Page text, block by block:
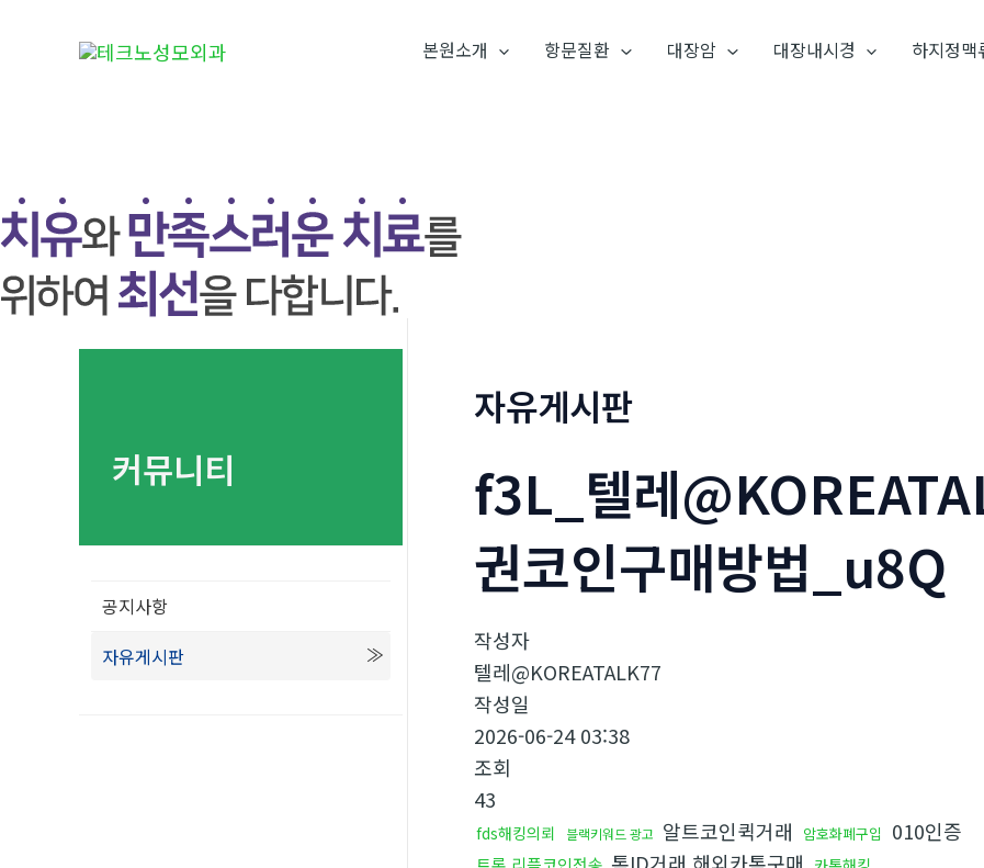
뛰
기
본원소개 항문질환 대장암 대장내시경 하지정맥
커뮤니티
공지사항
자유게시판
자유게시판
f3L_텔레
권코인구매방법_u8Q
작성자
텔레@KOREATALK77
작성일
2026-06-24 03:38
조회
43
fds해킹의뢰 블랙키워드 광고 알트코인퀵거래 암호화폐구입 010인증